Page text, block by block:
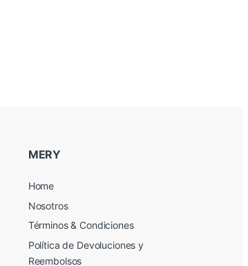
MERY
Home
Nosotros
Términos & Condiciones
Política de Devoluciones y
Reembolsos